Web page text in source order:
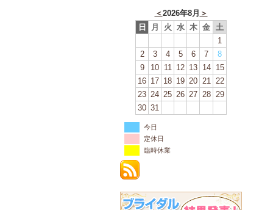
＜2026年8月 ＞
日
月 火 水 木 金 土
1
2
3 4 5 6 7
8
9
10 11 12 13 14
15
16 17 18 19 20 21 22
23 24 25 26 27 28 29
30 31
今日
定休日
臨時休業